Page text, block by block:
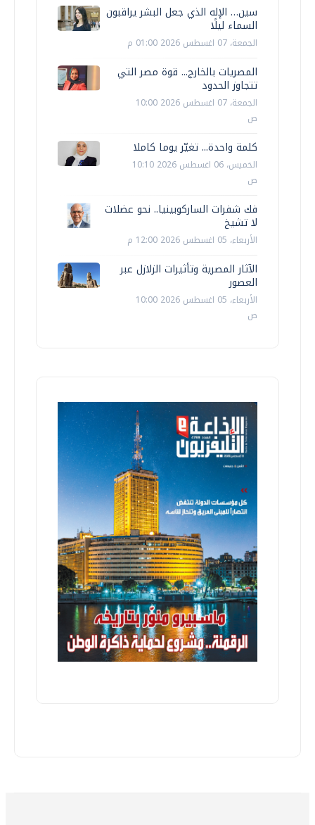
سين… الإله الذي جعل البشر يراقبون
السماء ليلًا
الجمعة، 07 اغسطس 2026 01:00 م
المصريات بالخارج... قوة مصر التي
تتجاوز الحدود
الجمعة، 07 اغسطس 2026 10:00
ص
كلمة واحدة... تغيّر يوما كاملا
الخميس، 06 اغسطس 2026 10:10
ص
فك شفرات الساركوبينيا.. نحو عضلات
لا تشيخ
الأربعاء، 05 اغسطس 2026 12:00 م
الآثار المصرية وتأثيرات الزلازل عبر
العصور
الأربعاء، 05 اغسطس 2026 10:00
ص